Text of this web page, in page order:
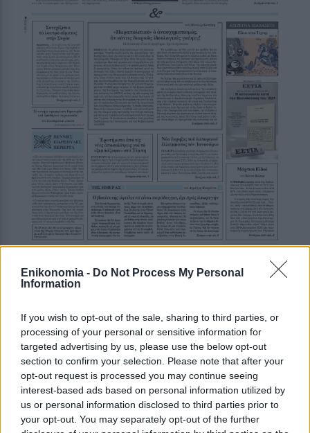
Enikonomia - Do Not Process My Personal
Information
If you wish to opt-out of the sale, sharing to third parties, or
processing of your personal or sensitive information for
targeted advertising by us, please use the below opt-out
section to confirm your selection. Please note that after your
opt-out request is processed you may continue seeing
interest-based ads based on personal information utilized by
us or personal information disclosed to third parties prior to
your opt-out. You may separately opt-out of the further